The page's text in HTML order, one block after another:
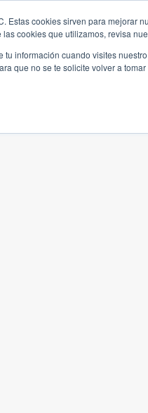
Estas cookies sirven para mejorar
cookies que utilizamos, revisa
tu información cuando visites
que no se te solicite volver a